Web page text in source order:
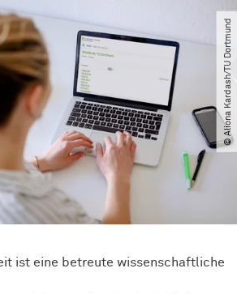
© Aliona Kardash​/​TU Dortmund
ist eine betreute wissenschaftliche